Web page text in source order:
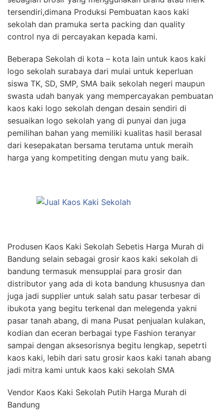
tersendiri,dimana Produksi Pembuatan kaos kaki
sekolah dan pramuka serta packing dan quality
control nya di percayakan kepada kami.
Beberapa Sekolah di kota – kota lain untuk kaos kaki
logo sekolah surabaya dari mulai untuk keperluan
siswa TK, SD, SMP, SMA baik sekolah negeri maupun
swasta udah banyak yang mempercayakan pembuatan
kaos kaki logo sekolah dengan desain sendiri di
sesuaikan logo sekolah yang di punyai dan juga
pemilihan bahan yang memiliki kualitas hasil berasal
dari kesepakatan bersama terutama untuk meraih
harga yang kompetiting dengan mutu yang baik.
Produsen Kaos Kaki Sekolah Sebetis Harga Murah di
Bandung selain sebagai grosir kaos kaki sekolah di
bandung termasuk mensupplai para grosir dan
distributor yang ada di kota bandung khususnya dan
juga jadi supplier untuk salah satu pasar terbesar di
ibukota yang begitu terkenal dan melegenda yakni
pasar tanah abang, di mana Pusat penjualan kulakan,
kodian dan eceran berbagai type Fashion teranyar
sampai dengan aksesorisnya begitu lengkap, sepetrti
kaos kaki, lebih dari satu grosir kaos kaki tanah abang
jadi mitra kami untuk kaos kaki sekolah SMA
Vendor Kaos Kaki Sekolah Putih Harga Murah di
Bandung